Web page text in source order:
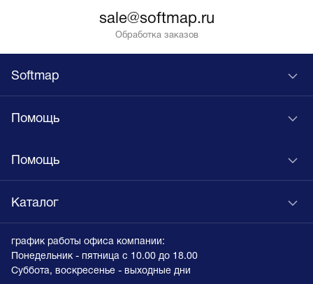
sale@softmap.ru
Обработка заказов
Softmap
Помощь
Помощь
Каталог
график работы офиса компании:
Понедельник - пятница с 10.00 до 18.00
Суббота, воскресенье - выходные дни